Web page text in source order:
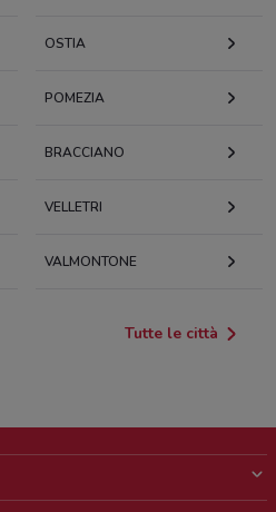
OSTIA
POMEZIA
BRACCIANO
VELLETRI
VALMONTONE
Tutte le città